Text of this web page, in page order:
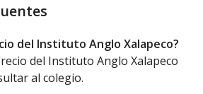
del Instituto Anglo Xalapeсo?
del Instituto Anglo Xalapeсo
al colegio.